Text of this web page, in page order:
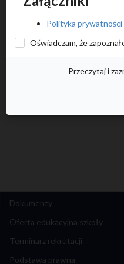
podstawowych
Bartoszyce
na rok
Dokumenty
Oferta edukacyjna szkoły
Terminarz rekrutacji
Podstawa prawna
Polityka
Oświadczam, że
Przeczytaj i